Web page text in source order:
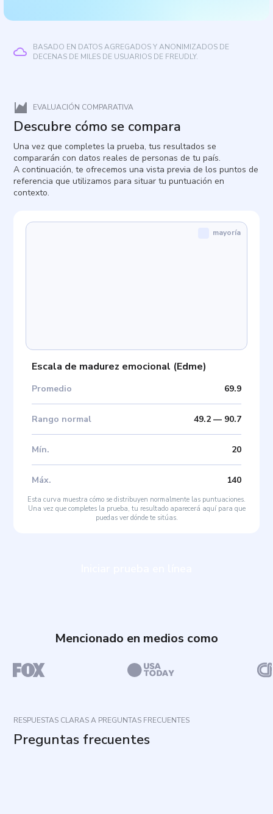
BASADO EN DATOS AGREGADOS Y ANONIMIZADOS DE
DECENAS DE MILES DE USUARIOS DE FREUDLY.
EVALUACIÓN COMPARATIVA
Descubre cómo se compara
Una vez que completes la prueba, tus resultados se
compararán con datos reales de personas de tu país.
A continuación, te ofrecemos una vista previa de los puntos de
referencia que utilizamos para situar tu puntuación en
contexto.
Escala de madurez emocional (Edme)
Promedio 69.9
Rango normal 49.2— 90.7
Mín. 20
Máx. 140
mayoría
Esta curva muestra cómo se distribuyen normalmente las puntuaciones.
Una vez que completes la prueba, tu resultado aparecerá aquí para que
puedas ver dónde te sitúas.
Mencionado en medios como
RESPUESTAS CLARAS A PREGUNTAS FRECUENTES
Preguntas frecuentes